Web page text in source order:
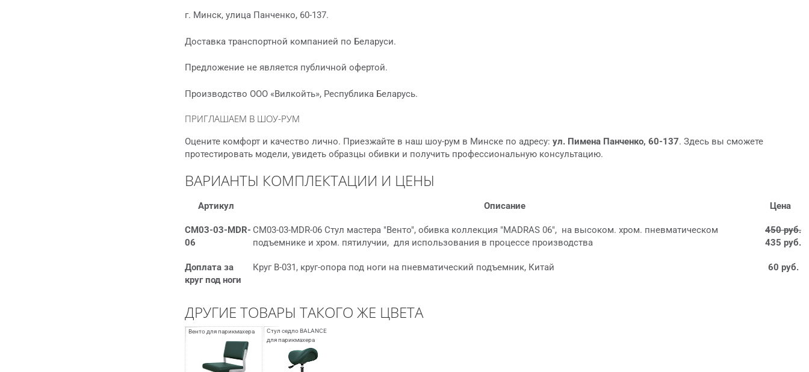
г. Минск, улица Панченко, 60-137.
Доставка транспортной компанией по Беларуси.
Предложение не является публичной офертой.
Производство ООО «Вилкойть», Республика Беларусь.
ПРИГЛАШАЕМ В ШОУ-РУМ
Оцените комфорт и качество лично. Приезжайте в наш шоу-рум в Минске по адресу: ул. Пимена Панченко, 60-137. Здесь вы сможете
протестировать модели, увидеть образцы обивки и получить профессиональную консультацию.
ВАРИАНТЫ КОМПЛЕКТАЦИИ И ЦЕНЫ
Артикул Описание Цена
СМ03-03-MDR-
06
СМ03-03-MDR-06 Стул мастера "Венто", обивка коллекция "MADRAS 06", на высоком. хром. пневматическом
подъемнике и хром. пятилучии, для использования в процессе производства
450 руб.
435 руб.
Доплата за
круг под ноги
Круг B-031, круг-опора под ноги на пневматический подъемник, Китай 60 руб.
ДРУГИЕ ТОВАРЫ ТАКОГО ЖЕ ЦВЕТА